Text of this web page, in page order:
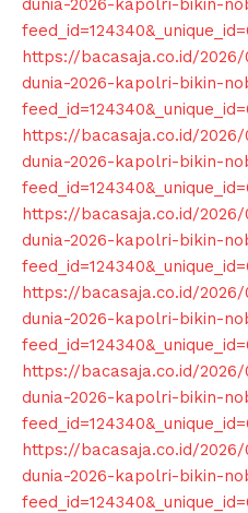
dunia-2026-kapolri-bikin-
https://bacasaja.co.id/
dunia-2026-kapolri-bikin-
https://bacasaja.co.id/
dunia-2026-kapolri-bikin-
https://bacasaja.co.id/
dunia-2026-kapolri-bikin-
https://bacasaja.co.id/
dunia-2026-kapolri-bikin-
https://bacasaja.co.id/
dunia-2026-kapolri-bikin-
https://bacasaja.co.id/
dunia-2026-kapolri-bikin-